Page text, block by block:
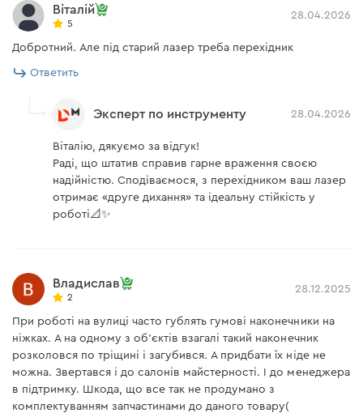
Віталій
5
28.04.2026
Добротний. Але під старий лазер треба перехідник
Ответить
Эксперт по инструменту 28.04.2026
Віталію, дякуємо за відгук!
Раді, що штатив справив гарне враження своєю
надійністю. Сподіваємося, з перехідником ваш лазер
отримає «друге дихання» та ідеальну стійкість у
роботі📐✨
Владислав
2
28.12.2025
При роботі на вулиці часто гублять гумові наконечники на
ніжках. А на одному з об'єктів взагалі такий наконечник
розколовся по тріщині і загубився. А придбати їх ніде не
можна. Звертався і до салонів майстерності. І до менеджера
в підтримку. Шкода, що все так не продумано з
комплектуванням запчастинами до даного товару(